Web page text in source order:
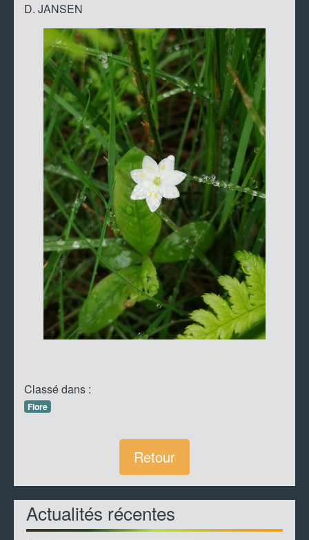
D. JANSEN
Classé dans :
Flore
Retour
Actualités récentes